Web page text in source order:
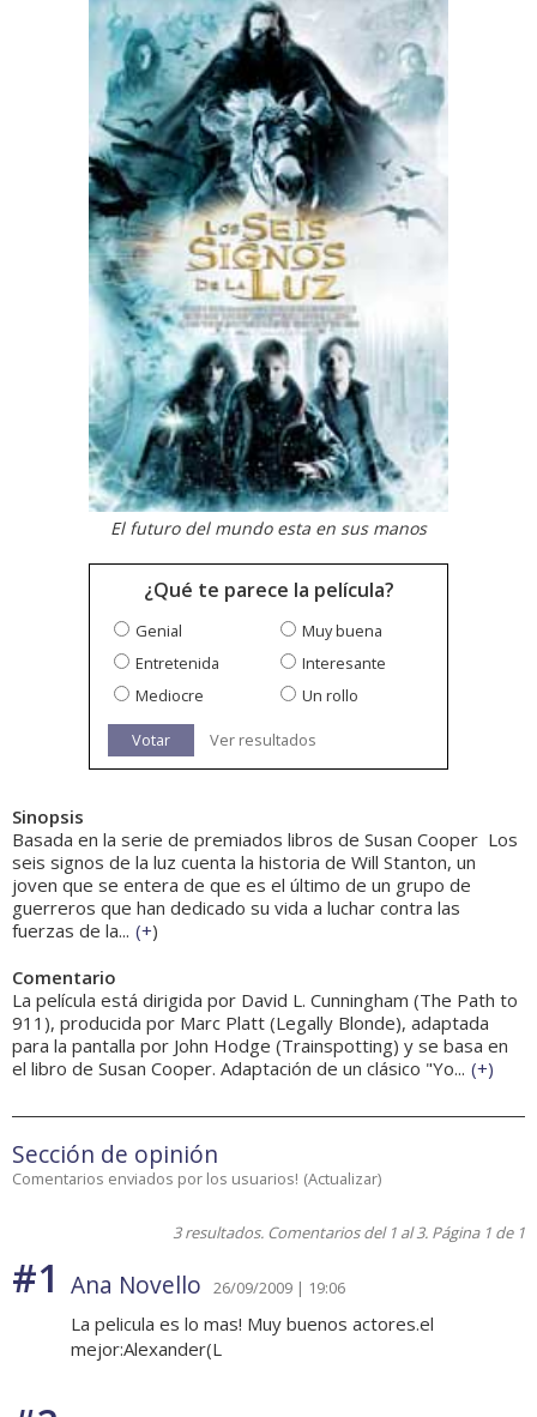
El futuro del mundo esta en sus manos
¿Qué te parece la película?
Genial
Muy buena
Entretenida
Interesante
Mediocre
Un rollo
Votar Ver resultados
Sinopsis
Basada en la serie de premiados libros de Susan Cooper  Los
seis signos de la luz cuenta la historia de Will Stanton, un
joven que se entera de que es el último de un grupo de
guerreros que han dedicado su vida a luchar contra las
fuerzas de la... (+)
Comentario
La película está dirigida por David L. Cunningham (The Path to
911), producida por Marc Platt (Legally Blonde), adaptada
para la pantalla por John Hodge (Trainspotting) y se basa en
el libro de Susan Cooper. Adaptación de un clásico "Yo... (+)
Sección de opinión
Comentarios enviados por los usuarios! (Actualizar)
3 resultados. Comentarios del 1 al 3. Página 1 de 1
#1 Ana Novello 26/09/2009 | 19:06
La pelicula es lo mas! Muy buenos actores.el
mejor:Alexander(L